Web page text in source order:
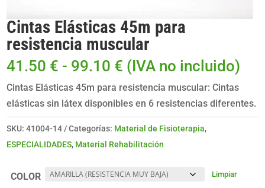
Cintas Elásticas 45m para
resistencia muscular
41.50 € - 99.10 € Rango
de
precios:
desde
41.50 €
hasta
(IVA no incluido)
Cintas Elásticas 45m para resistencia muscular: Cintas
elásticas sin látex disponibles en 6 resistencias diferentes.
SKU: 41004-14 Categorías: Material de Fisioterapia,
ESPECIALIDADES, Material Rehabilitación
COLOR Limpiar